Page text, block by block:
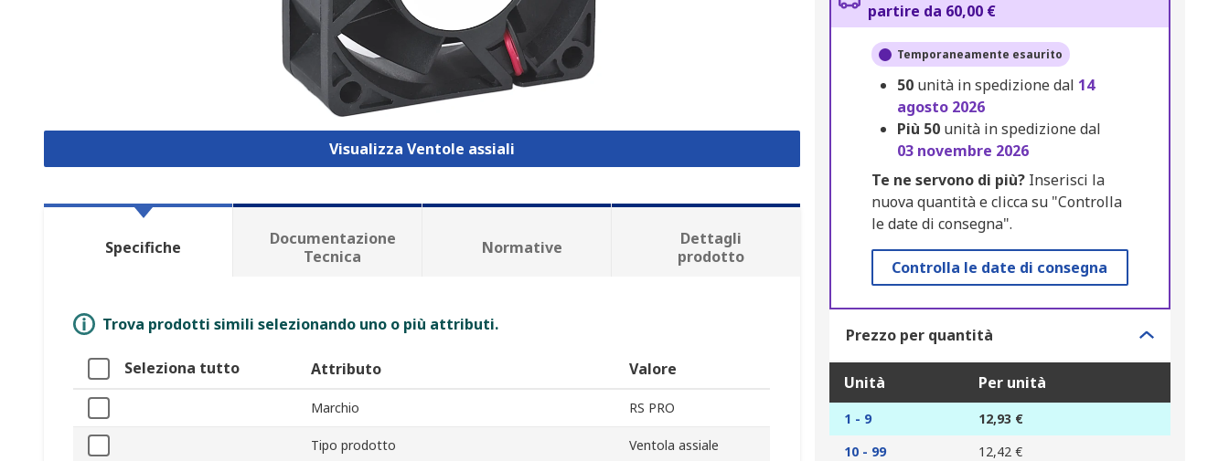
Visualizza Ventole assiali
partire da 60,00 €
Temporaneamente esaurito
50 unità in spedizione dal 14
agosto 2026
Più 50 unità in spedizione dal
03 novembre 2026
Te ne servono di più?Inserisci la
nuova quantità e clicca su "Controlla
le date di consegna".
Controlla le date di consegna
Prezzo per quantità
Unità Per unità
1 - 9
12,93 €
10 - 99
12,42 €
Specifiche
Documentazione
Tecnica
Normative
Dettagli
prodotto
Trova prodotti simili selezionando uno o più attributi.
Seleziona tutto Attributo Valore
Marchio RS PRO
Tipo prodotto Ventola assiale